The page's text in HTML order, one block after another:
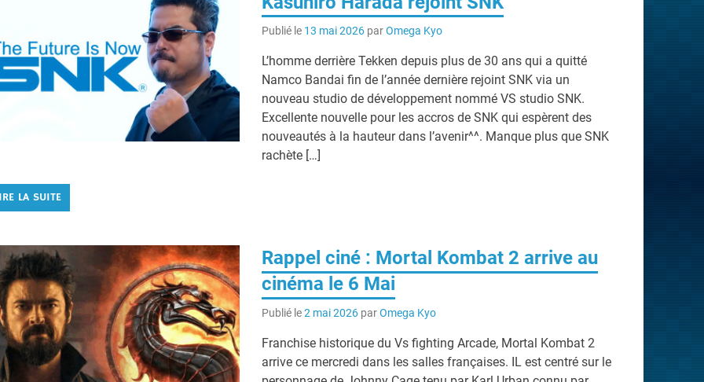
Publié le 13 mai 2026 parOmega Kyo
L’homme derrière Tekken depuis plus de 30 ans qui a quitté
Namco Bandai fin de l’année dernière rejoint SNK via un
nouveau studio de développement nommé VS studio SNK.
Excellente nouvelle pour les accros de SNK qui espèrent des
nouveautés à la hauteur dans l’avenir^^. Manque plus que SNK
rachète […]
LA SUITE
Rappel ciné : Mortal Kombat 2 arrive au
cinéma le 6 Mai
Publié le2 mai 2026 parOmega Kyo
Franchise historique du Vs fighting Arcade, Mortal Kombat 2
arrive ce mercredi dans les salles françaises. IL est centré sur le